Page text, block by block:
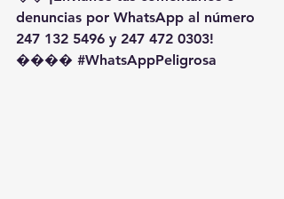
denuncias por WhatsApp al número
247 132 5496 y 247 472 0303!
��️�� #WhatsAppPeligrosa